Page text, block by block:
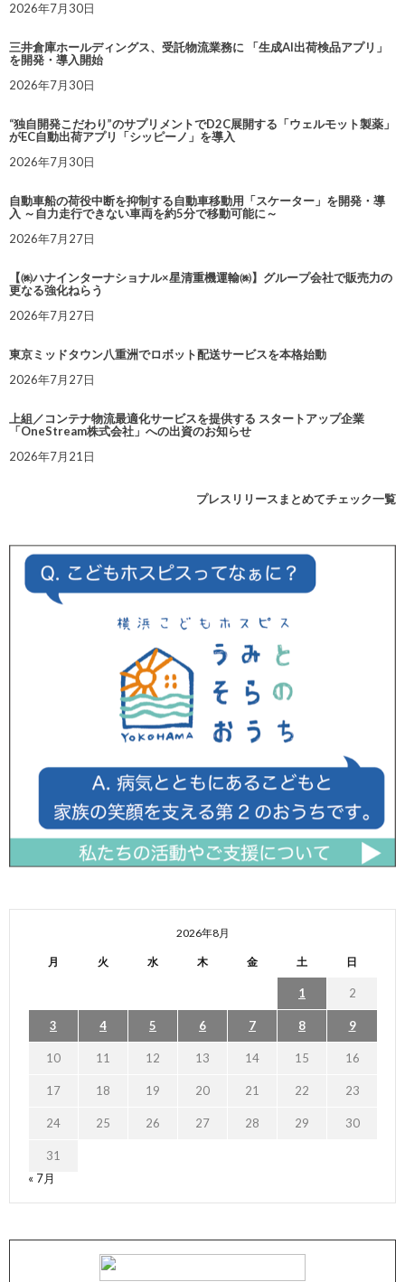
2026年7月30日
三井倉庫ホールディングス、受託物流業務に 「生成AI出荷検品アプリ」
を開発・導入開始
2026年7月30日
“独自開発こだわり”のサプリメントでD2C展開する「ウェルモット製薬」
がEC自動出荷アプリ「シッピーノ」を導入
2026年7月30日
自動車船の荷役中断を抑制する自動車移動用「スケーター」を開発・導
入 ～自力走行できない車両を約5分で移動可能に～
2026年7月27日
【㈱ハナインターナショナル×星清重機運輸㈱】グループ会社で販売力の
更なる強化ねらう
2026年7月27日
東京ミッドタウン八重洲でロボット配送サービスを本格始動
2026年7月27日
上組／コンテナ物流最適化サービスを提供する スタートアップ企業
「OneStream株式会社」への出資のお知らせ
2026年7月21日
プレスリリースまとめてチェック一覧
2026年8月
月 火 水 木 金 土 日
1 2
3 4 5 6 7 8 9
10 11 12 13 14 15 16
17 18 19 20 21 22 23
24 25 26 27 28 29 30
31
« 7月